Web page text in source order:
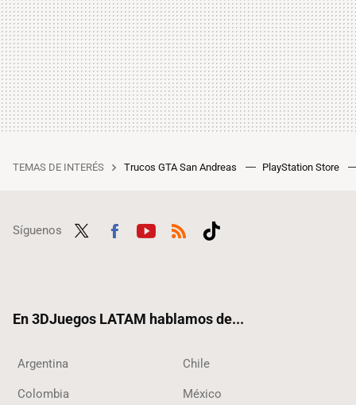
TEMAS DE INTERÉS Trucos GTA San Andreas PlayStation Store
Síguenos
En 3DJuegos LATAM hablamos de...
Argentina Chile
Colombia México